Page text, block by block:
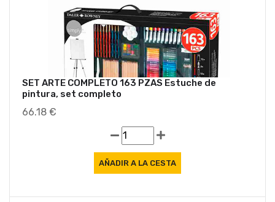
SET ARTE COMPLETO 163 PZAS Estuche de
pintura, set completo
66.18 €